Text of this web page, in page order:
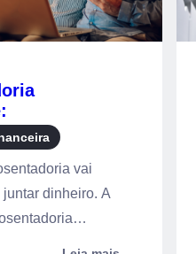
financeiro
de vida
vai
dinheiro. A